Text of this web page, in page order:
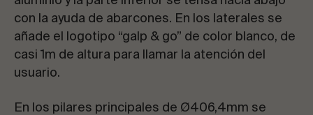
con la ayuda de abarcones. En los laterales se
añade el logotipo “galp & go” de color blanco, de
casi 1m de altura para llamar la atención del
usuario.
En los pilares principales de Ø406,4mm se